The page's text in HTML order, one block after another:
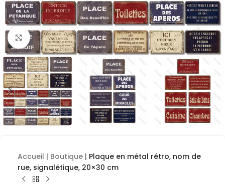
Cliquez pour agrandir
Accueil | Boutique | Plaque en métal rétro, nom de
rue, signalétique, 20×30 cm